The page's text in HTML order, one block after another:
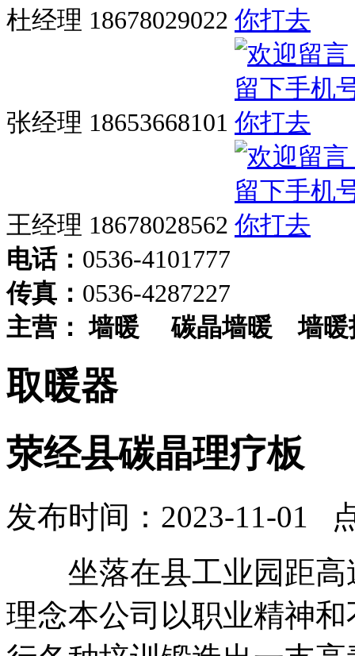
杜经理 18678029022
张经理 18653668101
王经理 18678028562
电话： 0536-4101777
传真： 0536-4287227
主营： 墙暖碳晶墙暖墙暖
取暖器
荥经县碳晶理疗板
发布时间：2023-11-01
坐落在县工业园距高
理念本公司以职业精神